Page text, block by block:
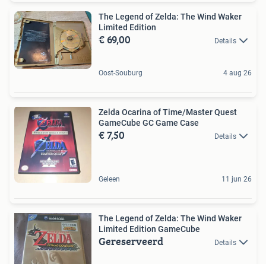
The Legend of Zelda: The Wind Waker
Limited Edition
€ 69,00 Details
Oost-Souburg 4 aug 26
Zelda Ocarina of Time/Master Quest
GameCube GC Game Case
€ 7,50 Details
Geleen 11 jun 26
The Legend of Zelda: The Wind Waker
Limited Edition GameCube
Gereserveerd Details